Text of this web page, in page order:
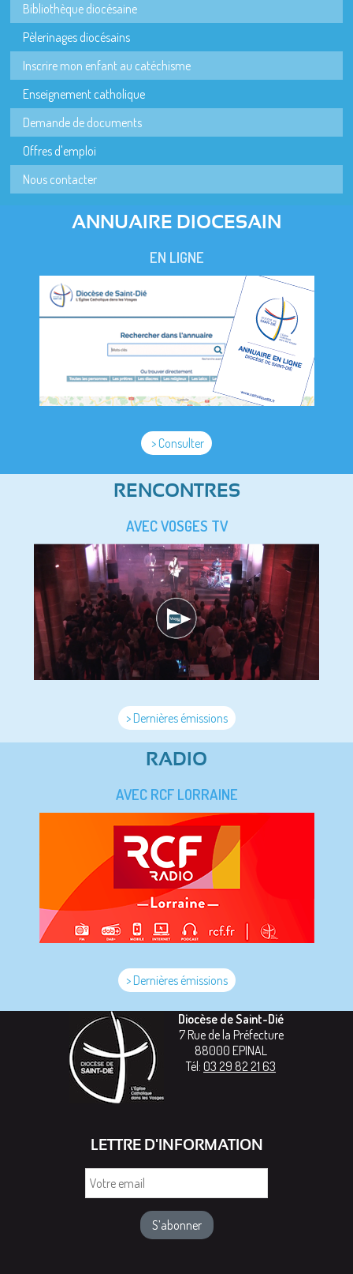
Bibliothèque diocésaine
Pèlerinages diocésains
Inscrire mon enfant au catéchisme
Enseignement catholique
Demande de documents
Offres d'emploi
Nous contacter
ANNUAIRE DIOCESAIN
EN LIGNE
> Consulter
RENCONTRES
AVEC VOSGES TV
> Dernières émissions
RADIO
AVEC RCF LORRAINE
> Dernières émissions
Diocèse de Saint-Dié
7 Rue de la Préfecture
88000 EPINAL
Tél: 03 29 82 21 63
LETTRE D'INFORMATION